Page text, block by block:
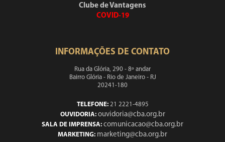
Clube de Vantagens
COVID-19
INFORMAÇÕES DE CONTATO
Rua da Glória, 290 - 8º andar
Bairro Glória - Rio de Janeiro - RJ
20241-180
TELEFONE:21 2221-4895
OUVIDORIA: ouvidoria@cba.org.br
SALA DE IMPRENSA: comunicacao@cba.org.br
MARKETING: marketing@cba.org.br